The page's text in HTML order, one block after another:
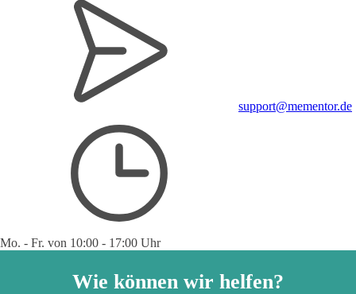
support@mementor.de
Mo. - Fr. von 10:00 - 17:00 Uhr
Wie können wir helfen?